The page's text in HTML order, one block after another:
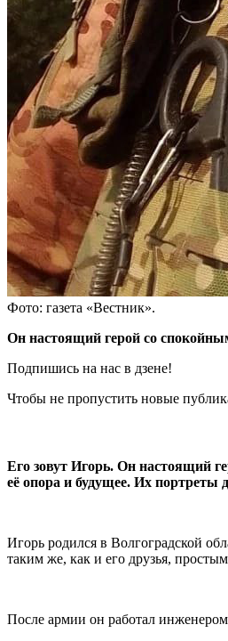
Фото: газета «Вестник».
Он настоящий герой со
Подпишись на нас в дзене!
Чтобы не пропустить новые
Его зовут Игорь. Он настоящий
её опора и будущее. Их
Игорь родился в Волгоградской
таким же, как и его друзья,
После армии он работал